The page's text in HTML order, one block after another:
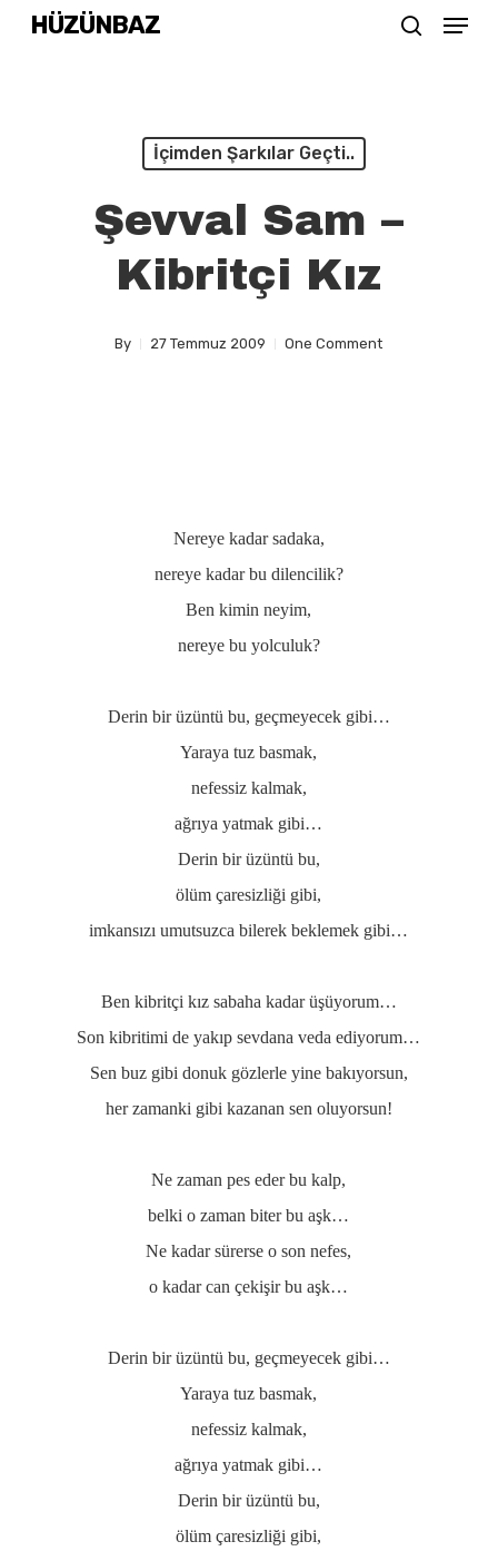
SkipHÜZÜNBAZ Menu
İçimden Şarkılar Geçti..
Şevval Sam –
Kibritçi Kız
By 27 Temmuz 2009 One Comment
Nereye kadar sadaka,
nereye kadar bu dilencilik?
Ben kimin neyim,
nereye bu yolculuk?
Derin bir üzüntü bu, geçmeyecek gibi…
Yaraya tuz basmak,
nefessiz kalmak,
ağrıya yatmak gibi…
Derin bir üzüntü bu,
ölüm çaresizliği gibi,
imkansızı umutsuzca bilerek beklemek gibi…
Ben kibritçi kız sabaha kadar üşüyorum…
Son kibritimi de yakıp sevdana veda ediyorum…
Sen buz gibi donuk gözlerle yine bakıyorsun,
her zamanki gibi kazanan sen oluyorsun!
Ne zaman pes eder bu kalp,
belki o zaman biter bu aşk…
Ne kadar sürerse o son nefes,
o kadar can çekişir bu aşk…
Derin bir üzüntü bu, geçmeyecek gibi…
Yaraya tuz basmak,
nefessiz kalmak,
ağrıya yatmak gibi…
Derin bir üzüntü bu,
ölüm çaresizliği gibi,